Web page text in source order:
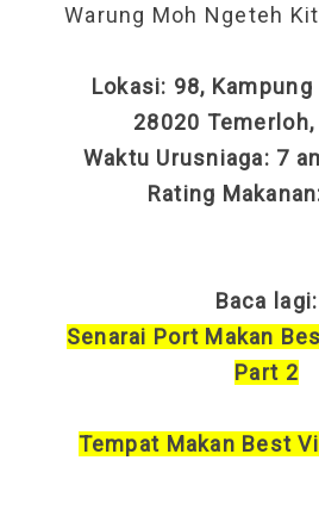
Warung Moh Ngeteh
Lokasi: 98,
28020 Temerloh,
Waktu Urusniaga: 7
Rating
Baca lagi:
Senarai Port Makan
Part 2
Tempat Makan Best